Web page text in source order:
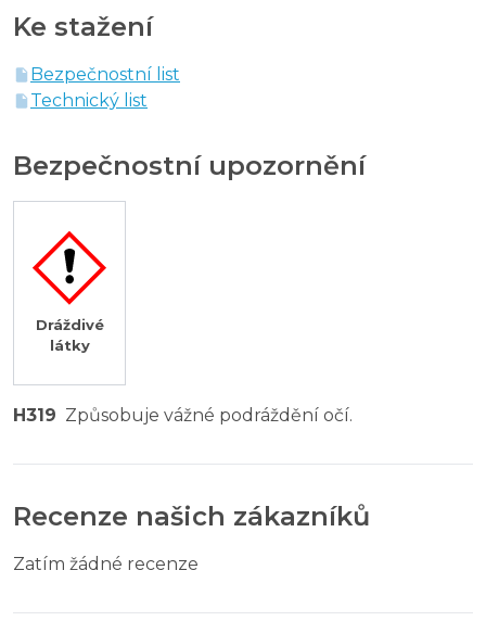
Ke stažení
Bezpečnostní list
Technický list
Bezpečnostní upozornění
Dráždivé
látky
H319 Způsobuje vážné podráždění očí.
Recenze našich zákazníků
Zatím žádné recenze